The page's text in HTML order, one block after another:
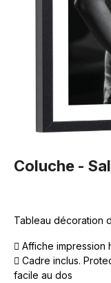
Coluche -
Tableau décoration
Affiche impression
Cadre inclus.
facile au dos